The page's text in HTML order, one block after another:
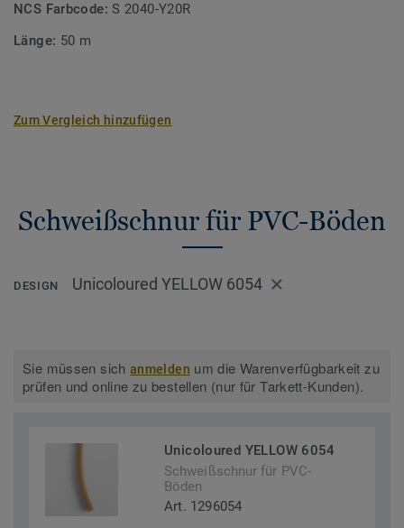
NCS Farbcode:S 2040-Y20R
Länge: 50 m
Zum Vergleich hinzufügen
Schweißschnur für PVC-Böden
DESIGN Unicoloured YELLOW 6054
Sie müssen sichanmelden um die Warenverfügbarkeit zu
prüfen und online zu bestellen (nur für Tarkett-Kunden).
Unicoloured YELLOW 6054
Schweißschnur für PVC-
Böden
Art. 1296054